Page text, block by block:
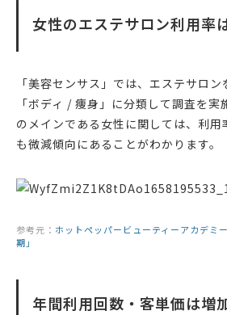
女性のエステサロン利用率
「美容センサス」では、エステサロン
「ボディ / 痩身」に分類して調査を
のメインである女性に関しては、利用
も微減傾向にあることがわかります。
参考元： ホットペッパービューティーアカデミ
期」
年間利用回数・客単価は増